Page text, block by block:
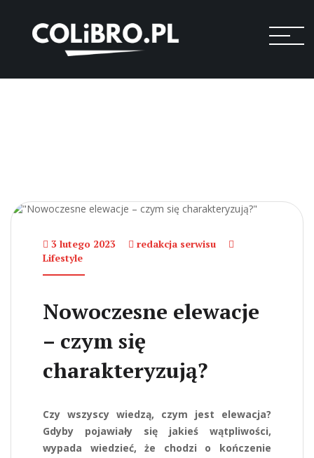
3 lutego 2023
redakcja serwisu
Lifestyle
Nowoczesne elewacje
– czym się
charakteryzują?
Czy wszyscy wiedzą, czym jest elewacja?
Gdyby pojawiały się jakieś wątpliwości,
wypada wiedzieć, że chodzi o kończenie